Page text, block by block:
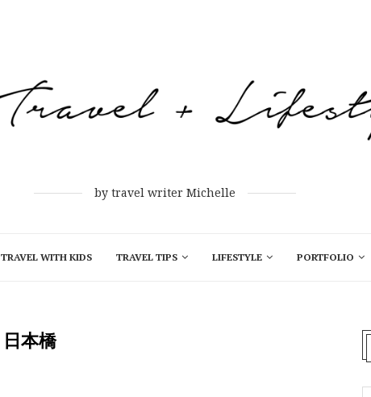
by travel writer Michelle
TRAVEL WITH KIDS TRAVEL TIPS LIFESTYLE PORTFOLIO
日本橋